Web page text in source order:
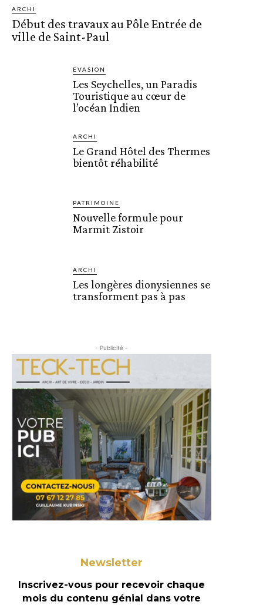
ARCHI
Début des travaux au Pôle Entrée de
ville de Saint-Paul
EVASION
Les Seychelles, un Paradis
Touristique au cœur de
l’océan Indien
ARCHI
Le Grand Hôtel des Thermes
bientôt réhabilité
PATRIMOINE
Nouvelle formule pour
Marmit Zistoir
ARCHI
Les longères dionysiennes se
transforment pas à pas
- Publicité -
Newsletter
Inscrivez-vous pour recevoir chaque
mois du contenu génial dans votre